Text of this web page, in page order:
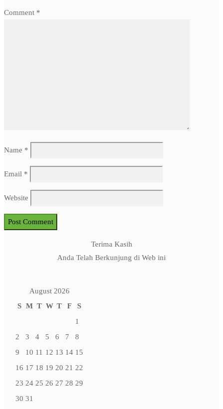
Comment *
Name *
Email *
Website
Terima Kasih
Anda Telah Berkunjung di Web ini
August 2026
S M T W T F
S
1
2
3 4 5 6 7
8
9
10 11 12 13 14 15
16 17 18 19 20 21 22
23 24 25 26 27 28 29
30 31